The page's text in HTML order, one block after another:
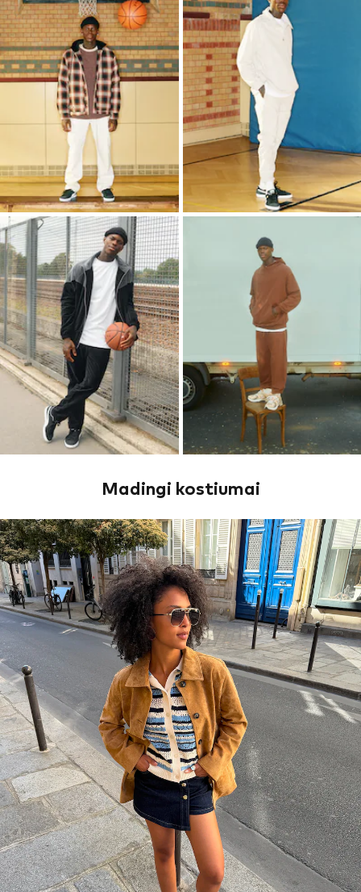
Madingi kostiumai